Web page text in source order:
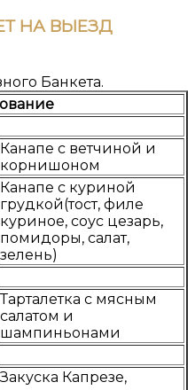
НА ВЫЕЗД
Банкета.
Канапе с ветчиной и
корнишоном
Канапе с куриной
грудкой(тост, филе
куриное, соус цезарь,
помидоры, салат,
зелень)
Тарталетка с мясным
салатом и
шампиньонами
Закуска Капрезе,